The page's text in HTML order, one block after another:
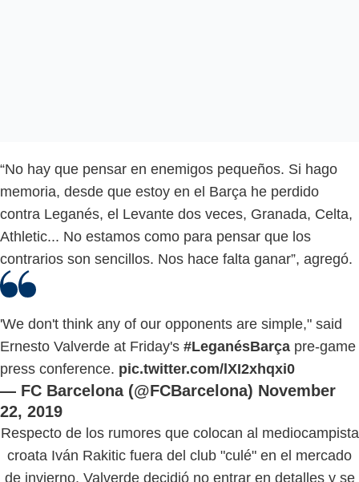
“No hay que pensar en enemigos pequeños. Si hago
memoria, desde que estoy en el Barça he perdido
contra Leganés, el Levante dos veces, Granada, Celta,
Athletic... No estamos como para pensar que los
contrarios son sencillos. Nos hace falta ganar”, agregó.
'We don't think any of our opponents are simple," said
Ernesto Valverde at Friday's #LeganésBarça pre-game
press conference. pic.twitter.com/lXI2xhqxi0
— FC Barcelona (@FCBarcelona) November
22, 2019
Respecto de los rumores que colocan al mediocampista
croata Iván Rakitic fuera del club "culé" en el mercado
de invierno, Valverde decidió no entrar en detalles y se